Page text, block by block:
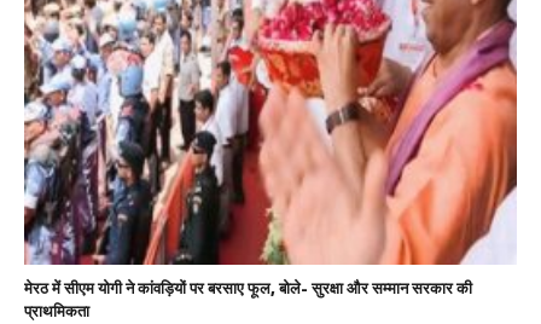
मेरठ में सीएम योगी ने कांवड़ियों पर बरसाए फूल, बोले- सुरक्षा और सम्मान सरकार की
प्राथमिकता